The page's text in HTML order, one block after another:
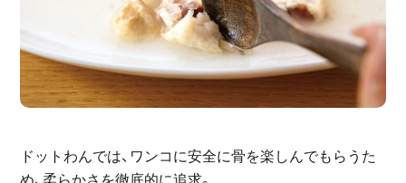
ドットわんでは、ワンコに安全に骨を楽しんでもらうた
め、柔らかさを徹底的に追求。